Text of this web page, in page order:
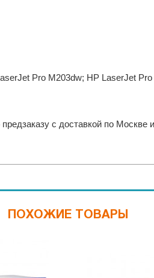
Pro M203dw; HP LaserJet
с доставкой по Москве
ПОХОЖИЕ ТОВАРЫ